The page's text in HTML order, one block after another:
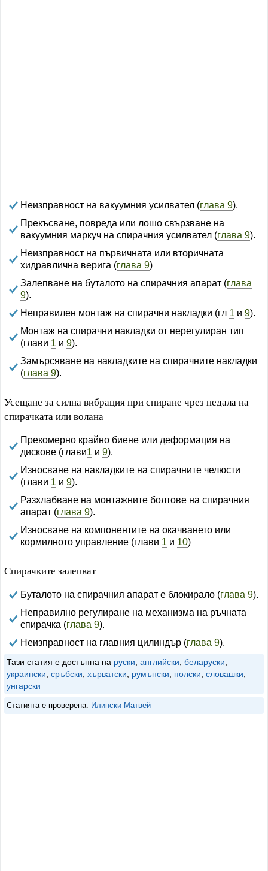
Неизправност на вакуумния усилвател (глава 9).
Прекъсване, повреда или лошо свързване на
вакуумния маркуч на спирачния усилвател (глава 9).
Неизправност на първичната или вторичната
хидравлична верига (глава 9)
Залепване на буталото на спирачния апарат (глава
9).
Неправилен монтаж на спирачни накладки (гл 1 и 9).
Монтаж на спирачни накладки от нерегулиран тип
(глави 1 и 9).
Замърсяване на накладките на спирачните накладки
(глава 9).
Усещане за силна вибрация при спиране чрез педала на
спирачката или волана
Прекомерно крайно биене или деформация на
дискове (глави1 и 9).
Износване на накладките на спирачните челюсти
(глави 1 и 9).
Разхлабване на монтажните болтове на спирачния
апарат (глава 9).
Износване на компонентите на окачването или
кормилното управление (глави 1 и 10)
Спирачките залепват
Буталото на спирачния апарат е блокирало (глава 9).
Неправилно регулиране на механизма на ръчната
спирачка (глава 9).
Неизправност на главния цилиндър (глава 9).
Тази статия е достъпна на руски английски беларуски
украински сръбски хърватски румънски полски словашки
унгарски
Статията е проверена: Илински Матвей